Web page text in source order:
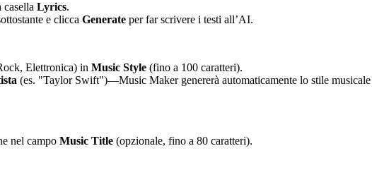
Lyrics.
e clicca Generate per far scrivere i testi all’AI.
Elettronica) in Music Style (fino a 100 caratteri).
(es. "Taylor Swift")—Music Maker genererà automaticamente lo stile musicale
nel campo Music Title (opzionale, fino a 80 caratteri).